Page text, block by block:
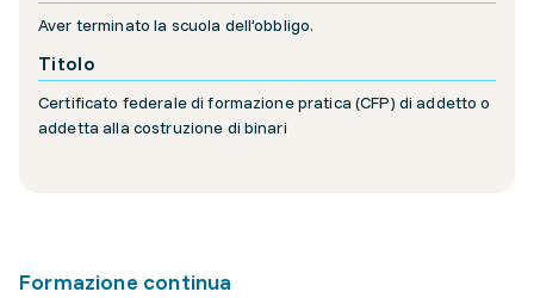
Aver terminato la scuola dell’obbligo.
Titolo
Certificato federale di formazione pratica (CFP) di addetto o
addetta alla costruzione di binari
Formazione continua